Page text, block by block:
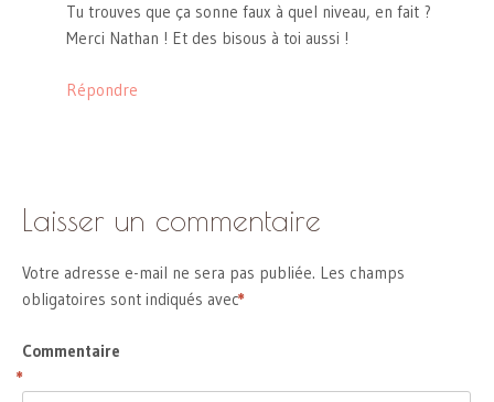
Tu trouves que ça sonne faux à quel niveau, en fait ?
Merci Nathan ! Et des bisous à toi aussi !
Répondre
Laisser un commentaire
Votre adresse e-mail ne sera pas publiée. Les champs
obligatoires sont indiqués avec
*
Commentaire
*